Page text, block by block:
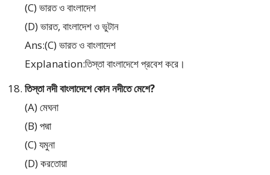
(C) ভারত ও বাংলাদেশ
(D) ভারত, বাংলাদেশ ও ভুটান
Ans:(C) ভারত ও বাংলাদেশ
Explanation:তিস্তা বাংলাদেশে প্রবেশ করে।
তিস্তা নদী বাংলাদেশে কোন নদীতে মেশে?
(A) মেঘনা
(B) পদ্মা
(C) যমুনা
(D) করতোয়া